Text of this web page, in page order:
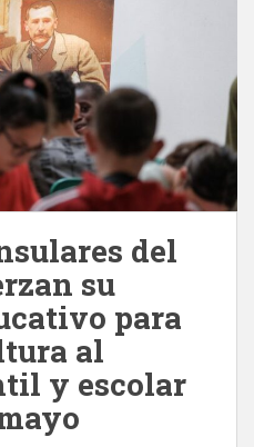
del
su
para
al
y escolar